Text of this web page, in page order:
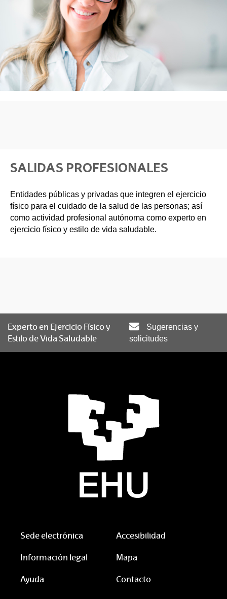
SALIDAS PROFESIONALES
Entidades públicas y privadas que integren el ejercicio
físico para el cuidado de la salud de las personas; así
como actividad profesional autónoma como experto en
ejercicio físico y estilo de vida saludable.
Experto en Ejercicio Físico y
Estilo de Vida Saludable
Sugerencias y
solicitudes
Sede electrónica Accesibilidad
Información legal Mapa
Ayuda Contacto